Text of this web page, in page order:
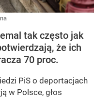
tak często jak
że ich
70 proc.
PiS o deportacjach
w Polsce, głos